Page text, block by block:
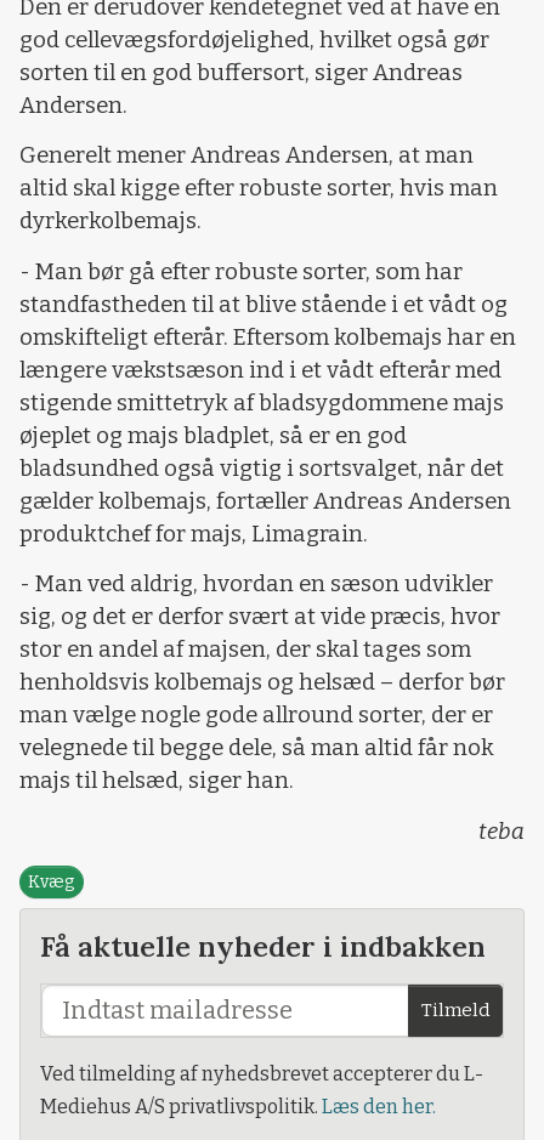
Den er derudover kendetegnet ved at have en
god cellevægsfordøjelighed, hvilket også gør
sorten til en god buffersort, siger Andreas
Andersen.
Generelt mener Andreas Andersen, at man
altid skal kigge efter robuste sorter, hvis man
dyrkerkolbemajs.
- Man bør gå efter robuste sorter, som har
standfastheden til at blive stående i et vådt og
omskifteligt efterår. Eftersom kolbemajs har en
længere vækstsæson ind i et vådt efterår med
stigende smittetryk af bladsygdommene majs
øjeplet og majs bladplet, så er en god
bladsundhed også vigtig i sortsvalget, når det
gælder kolbemajs, fortæller Andreas Andersen
produktchef for majs, Limagrain.
- Man ved aldrig, hvordan en sæson udvikler
sig, og det er derfor svært at vide præcis, hvor
stor en andel af majsen, der skal tages som
henholdsvis kolbemajs og helsæd – derfor bør
man vælge nogle gode allround sorter, der er
velegnede til begge dele, så man altid får nok
majs til helsæd, siger han.
teba
Kvæg
Få aktuelle nyheder i indbakken
Tilmeld
Ved tilmelding af nyhedsbrevet accepterer du L-
Mediehus A/S privatlivspolitik. Læs den her.